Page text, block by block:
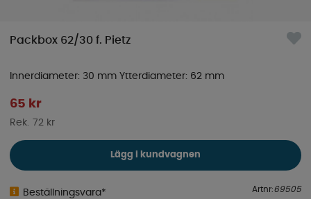
Packbox 62/30 f. Pietz
Innerdiameter: 30 mm Ytterdiameter: 62 mm
65 kr
72 kr
Lägg i kundvagnen
Beställningsvara* Artnr:69505